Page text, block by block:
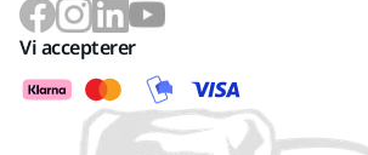
Vi accepterer